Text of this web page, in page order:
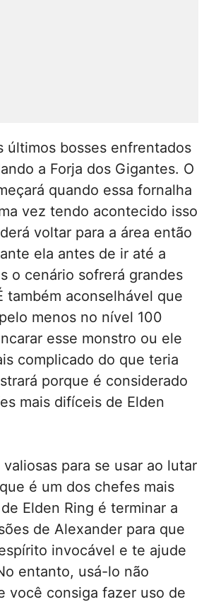
últimos bosses enfrentados
a Forja dos Gigantes. O
quando essa fornalha
vez tendo acontecido isso
voltar para a área então
ela antes de ir até a
o cenário sofrerá grandes
também aconselhável que
menos no nível 100
esse monstro ou ele
complicado do que teria
porque é considerado
mais difíceis de Elden
para se usar ao lutar
é um dos chefes mais
Elden Ring é terminar a
de Alexander para que
invocável e te ajude
entanto, usá-lo não
você consiga fazer uso de